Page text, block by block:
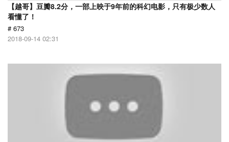
【越哥】豆瓣8.2分，一部上映于9年前的科幻电影，只有极少数人
看懂了！
# 673
2018-09-14 02:31